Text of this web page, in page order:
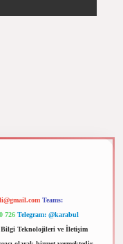
Teams:
726 Telegram: @karabul
Bilgi Teknolojileri ve İletişim